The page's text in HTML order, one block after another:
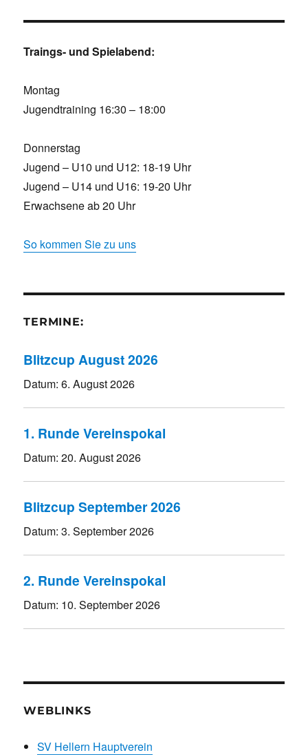
Traings- und Spielabend:
Montag
Jugendtraining 16:30 – 18:00
Donnerstag
Jugend – U10 und U12: 18-19 Uhr
Jugend – U14 und U16: 19-20 Uhr
Erwachsene ab 20 Uhr
So kommen Sie zu uns
TERMINE:
Blitzcup August 2026
Datum:6. August 2026
1. Runde Vereinspokal
Datum:20. August 2026
Blitzcup September 2026
Datum:3. September 2026
2. Runde Vereinspokal
Datum: 10. September 2026
WEBLINKS
SV Hellern Hauptverein